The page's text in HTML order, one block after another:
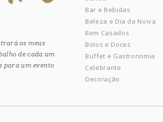
os meus
de cada um
para um evento
Bar e Bebidas
Beleza e Dia da Noiva
Bem Casados
Bolos e Doces
Buffet e Gastronomia
Celebrante
Decoração